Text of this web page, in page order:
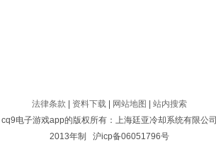
法律条款 资料下载| 网站地图
站内搜索
cq9电子游戏app的版权所有：上海廷亚冷却系统有限公司
2013年制 沪icp备06051796号